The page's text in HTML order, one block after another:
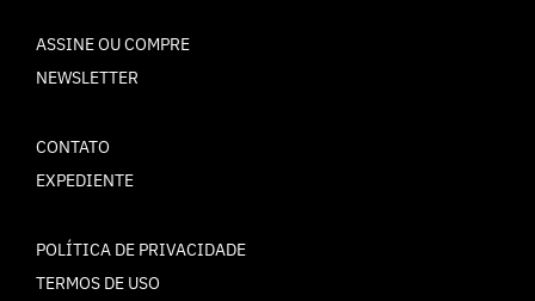
ASSINE OU COMPRE
NEWSLETTER
CONTATO
EXPEDIENTE
POLÍTICA DE PRIVACIDADE
TERMOS DE USO